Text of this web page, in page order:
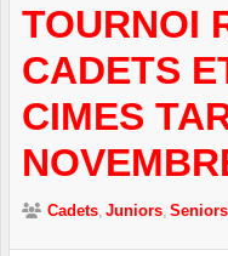
TOURNOI
CADETS
CIMES
Cadets Juniors Seniors